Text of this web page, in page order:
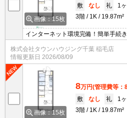
画像：15枚
敷
なし 礼
1
3階
1K 19.87m²
インターネット環境完備！簡単手続き
株式会社タウンハウジング千葉 稲毛店
情報更新日 2026/08/09
画像：15枚
8万円(管理費等：
敷
なし 礼
1
3階
1K 19.87m²